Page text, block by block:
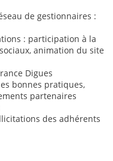
de gestionnaires :
: participation à la
animation du site
Digues
bonnes pratiques,
partenaires
des adhérents